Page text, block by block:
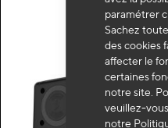
paramétrer
Sachez
des cookies
affecter le
certaines
notre site.
veuillez-
notre